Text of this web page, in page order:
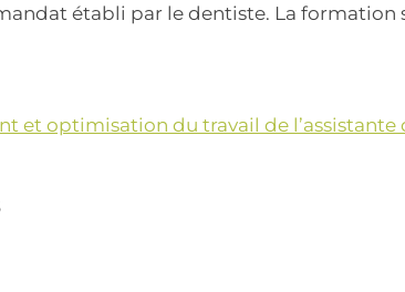
établi par le dentiste. La formation
et optimisation du travail de l’assistante